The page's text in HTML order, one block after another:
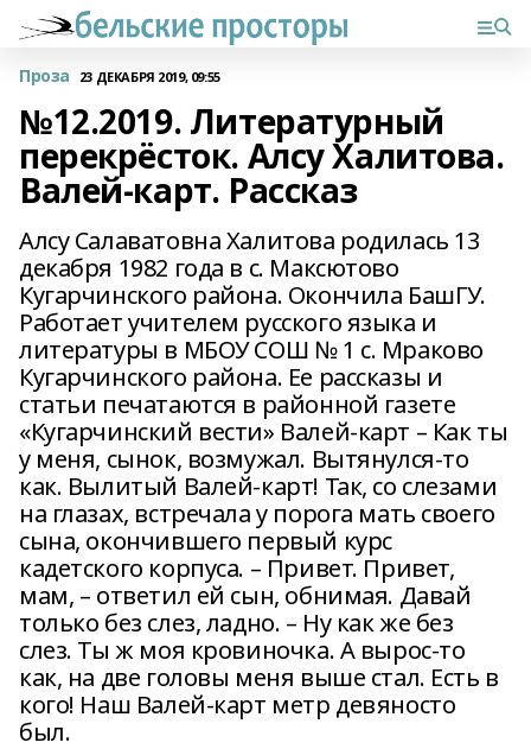
Проза 23 ДЕКАБРЯ 2019, 09:55
№12.2019. Литературный
перекрёсток. Алсу Халитова.
Валей-карт. Рассказ
Алсу Салаватовна Халитова родилась 13
декабря 1982 года в с. Максютово
Кугарчинского района. Окончила БашГУ.
Работает учителем русского языка и
литературы в МБОУ СОШ № 1 с. Мраково
Кугарчинского района. Ее рассказы и
статьи печатаются в районной газете
«Кугарчинский вести» Валей-карт – Как ты
у меня, сынок, возмужал. Вытянулся-то
как. Вылитый Валей-карт! Так, со слезами
на глазах, встречала у порога мать своего
сына, окончившего первый курс
кадетского корпуса. – Привет. Привет,
мам, – ответил ей сын, обнимая. Давай
только без слез, ладно. – Ну как же без
слез. Ты ж моя кровиночка. А вырос-то
как, на две головы меня выше стал. Есть в
кого! Наш Валей-карт метр девяносто
был.